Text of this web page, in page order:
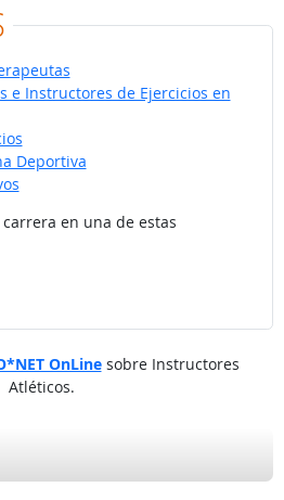
e Instructores de Ejercicios en
Deportiva
en una de estas
OnLinesobre Instructores
Atléticos.